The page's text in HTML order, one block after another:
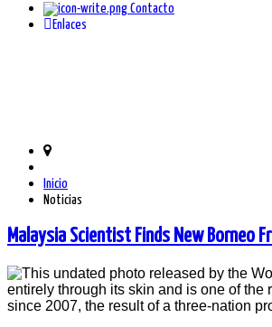
Contacto
Enlaces
Inicio
Noticias
Malaysia Scientist Finds New Borneo